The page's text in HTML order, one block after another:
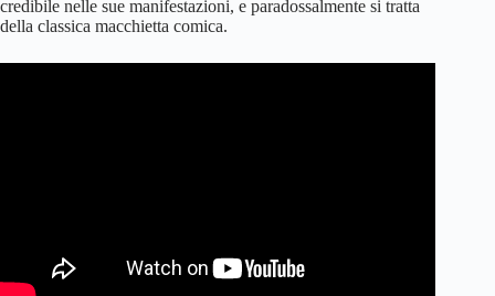
credibile nelle sue manifestazioni, e paradossalmente si tratta
della classica macchietta comica.